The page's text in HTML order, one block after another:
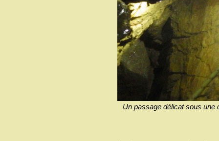
Un passage délicat sous une